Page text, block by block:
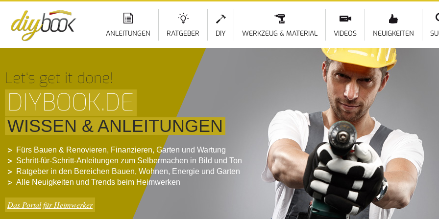
ANLEITUNGEN RATGEBER DIY WERKZEUG & MATERIAL VIDEOS NEUIGKEITEN
Let‘s get it done!
DIYBOOK.DE
WISSEN & ANLEITUNGEN
Fürs Bauen & Renovieren, Finanzieren, Garten und Wartung
Schritt-für-Schritt-Anleitungen zum Selbermachen in Bild und Ton
Ratgeber in den Bereichen Bauen, Wohnen, Energie und Garten
Alle Neuigkeiten und Trends beim Heimwerken
Das Portal für Heimwerker